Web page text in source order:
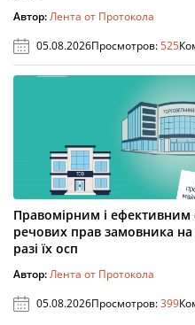
Автор:Лента от Протокола
05.08.2026Просмотров:525
Правомірним і ефективним
речових прав замовника на
разі їх осп
Автор:Лента от Протокола
05.08.2026Просмотров:399